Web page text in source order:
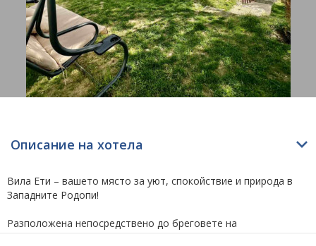
Описание на хотела
Вила Ети – вашето място за уют, спокойствие и природа в
Западните Родопи!
Разположена непосредствено до бреговете на